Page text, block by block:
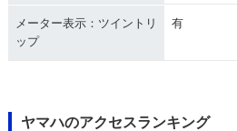
メーター表示：ツイントリ
ップ
有
ヤマハのアクセスランキング